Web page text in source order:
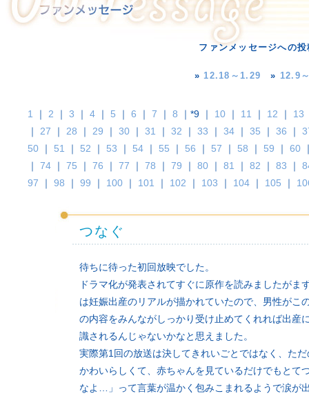
ファンメッセージへの
»12.18～1.29 » 12.9
1 ｜ 2 ｜ 3 ｜ 4 ｜ 5 ｜ 6 ｜ 7 ｜ 8 ｜*9 ｜ 10 ｜ 11 ｜ 12 ｜ 13
｜ 27 ｜ 28 ｜ 29 ｜ 30 ｜ 31 ｜ 32 ｜ 33 ｜ 34 ｜ 35 ｜ 36 ｜
50 ｜ 51 ｜ 52 ｜ 53 ｜ 54 ｜ 55 ｜ 56 ｜ 57 ｜ 58 ｜ 59 ｜ 60
｜ 74 ｜ 75 ｜ 76 ｜ 77 ｜ 78 ｜ 79 ｜ 80 ｜ 81 ｜ 82 ｜ 83 ｜
97 ｜ 98 ｜ 99 ｜ 100 ｜ 101 ｜ 102 ｜ 103 ｜ 104 ｜ 105 ｜
つなぐ
待ちに待った初回放映でした。
ドラマ化が発表されてすぐに原作を読みましたが
は妊娠出産のリアルが描かれていたので、男性がこ
の内容をみんながしっかり受け止めてくれれば出産
識されるんじゃないかなと思えました。
実際第1回の放送は決してきれいごとではなく、た
かわいらしくて、赤ちゃんを見ているだけでもとて
なよ…」って言葉が温かく包みこまれるようで涙が